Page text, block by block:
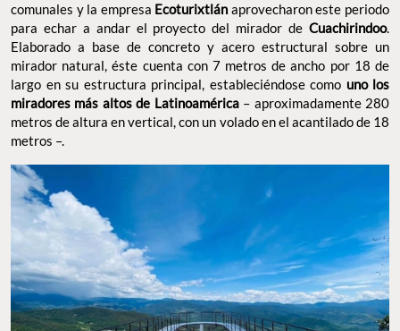
comunales y la empresa Ecoturixtlán aprovecharon este periodo
para echar a andar el proyecto del mirador de Cuachirindoo.
Elaborado a base de concreto y acero estructural sobre un
mirador natural, éste cuenta con 7 metros de ancho por 18 de
largo en su estructura principal, estableciéndose como uno los
miradores más altos de Latinoamérica– aproximadamente 280
metros de altura en vertical, con un volado en el acantilado de 18
metros –.